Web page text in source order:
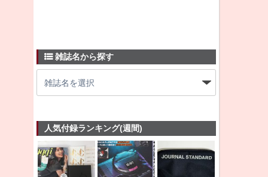
雑誌名から探す
人気付録ランキング(週間)